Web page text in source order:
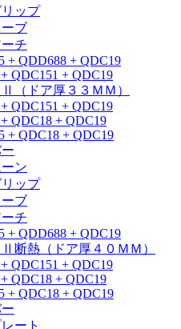
ップ
ーブ
チ
+ QDD688 + QDC19
QDC151 + QDC19
（ドア厚３３ＭＭ）
QDC151 + QDC19
QDC18 + QDC19
+ QDC18 + QDC19
ーン
ップ
ーブ
チ
+ QDD688 + QDC19
断熱（ドア厚４０ＭＭ）
QDC151 + QDC19
QDC18 + QDC19
+ QDC18 + QDC19
ート